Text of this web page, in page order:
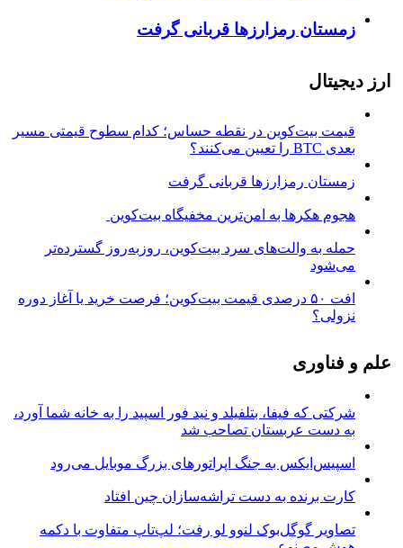
زمستان رمزارزها قربانی گرفت
ارز دیجیتال
قیمت بیت‌کوین در نقطه حساس؛ کدام سطوح قیمتی مسیر
بعدی BTC را تعیین می‌کنند؟
زمستان رمزارزها قربانی گرفت
هجوم هکرها به امن‌ترین مخفیگاه بیت‌کوین
حمله به والت‌های سرد بیت‌کوین، روزبه‌روز گسترده‌تر
می‌شود
افت ۵۰ درصدی قیمت بیت‌کوین؛ فرصت خرید یا آغاز دوره
نزولی؟
علم و فناوری
شرکتی که فیفا، بتلفیلد و نید فور اسپید را به خانه شما آورد،
به دست عربستان تصاحب شد
اسپیس‌ایکس به جنگ اپراتورهای بزرگ موبایل می‌رود
کارت برنده به دست تراشه‌سازان چین افتاد
تصاویر گوگل‌بوک لنوو لو رفت؛ لپ‌تاپ متفاوت با دکمه